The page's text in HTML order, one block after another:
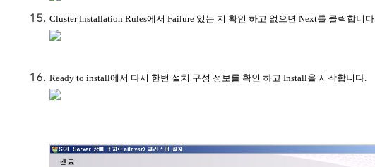
Cluster Installation Rules에서 Failure 있는 지 확인 하고 없으면 Next를 클릭합니다.
Ready to install에서 다시 한번 설치 구성 정보를 확인 하고 Install을 시작합니다.